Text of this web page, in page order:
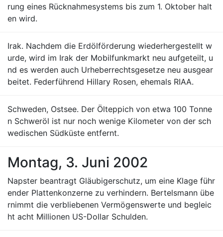
rung eines Rücknahmesystems bis zum 1. Oktober halt
en wird.
Irak. Nachdem die Erdölförderung wiederhergestellt w
urde, wird im Irak der Mobilfunkmarkt neu aufgeteilt, u
nd es werden auch Urheberrechtsgesetze neu ausgear
beitet. Federführend Hillary Rosen, ehemals RIAA.
Schweden, Ostsee. Der Ölteppich von etwa 100 Tonne
n Schweröl ist nur noch wenige Kilometer von der sch
wedischen Südküste entfernt.
Montag, 3. Juni 2002
Napster beantragt Gläubigerschutz, um eine Klage führ
ender Plattenkonzerne zu verhindern. Bertelsmann übe
rnimmt die verbliebenen Vermögenswerte und begleic
ht acht Millionen US-Dollar Schulden.